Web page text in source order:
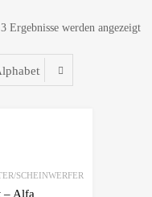
Ergebnisse werden angezeigt
SCHEINWERFER
– Alfa